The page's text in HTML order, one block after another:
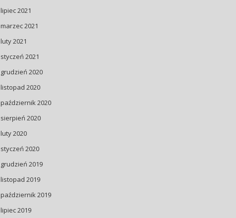
lipiec 2021
marzec 2021
luty 2021
styczeń 2021
grudzień 2020
listopad 2020
październik 2020
sierpień 2020
luty 2020
styczeń 2020
grudzień 2019
listopad 2019
październik 2019
lipiec 2019